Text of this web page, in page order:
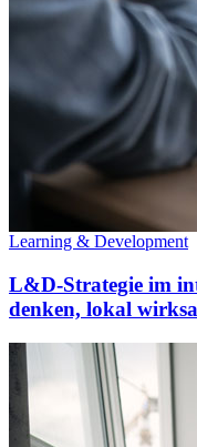
Learning & Development
L&D-Strategie im
denken, lokal